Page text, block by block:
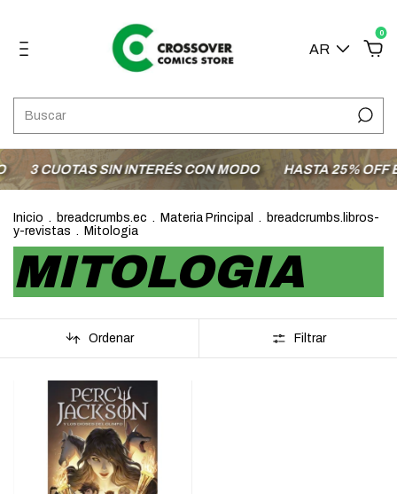
AR
0
3 CUOTAS SIN INTERÉS CON MODO HASTA 25% OFF
Inicio . breadcrumbs.ec . Materia Principal . breadcrumbs.libros-
y-revistas . Mitologia
MITOLOGIA
Ordenar Filtrar